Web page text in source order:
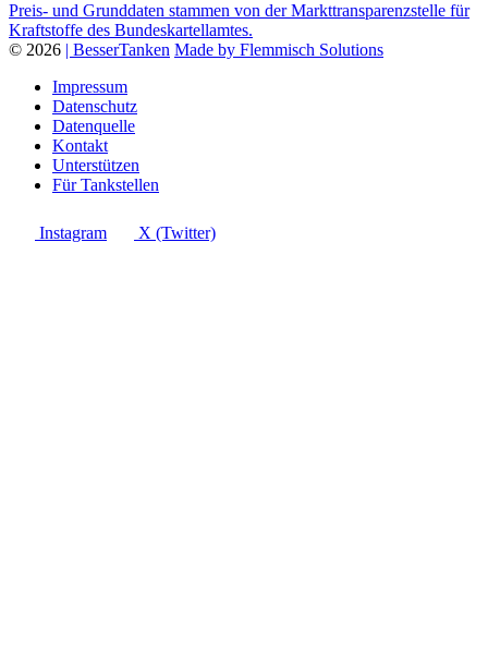
Preis- und Grunddaten stammen von der Markttransparenzstelle für
Kraftstoffe des Bundeskartellamtes.
© 2026 | BesserTanken Made by Flemmisch Solutions
Impressum
Datenschutz
Datenquelle
Kontakt
Unterstützen
Für Tankstellen
Instagram X (Twitter)